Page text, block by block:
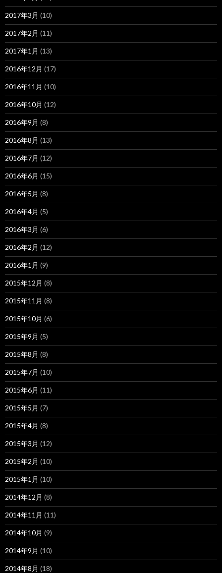
2017年3月 (10)
2017年2月 (11)
2017年1月 (13)
2016年12月 (17)
2016年11月 (10)
2016年10月 (12)
2016年9月 (8)
2016年8月 (13)
2016年7月 (12)
2016年6月 (15)
2016年5月 (8)
2016年4月 (5)
2016年3月 (6)
2016年2月 (12)
2016年1月 (9)
2015年12月 (8)
2015年11月 (8)
2015年10月 (6)
2015年9月 (5)
2015年8月 (8)
2015年7月 (10)
2015年6月 (11)
2015年5月 (7)
2015年4月 (8)
2015年3月 (12)
2015年2月 (10)
2015年1月 (10)
2014年12月 (8)
2014年11月 (11)
2014年10月 (9)
2014年9月 (10)
2014年8月 (18)